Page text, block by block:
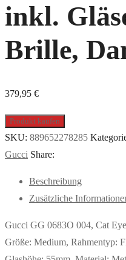
inkl.
Brille,
379,95 €
Produkt kaufen
SKU: 889652278285
Gucci Share:
Beschreibung
Zusätzliche
Gucci GG 0683O 004, Cat
Größe: Medium, Rahmentyp: